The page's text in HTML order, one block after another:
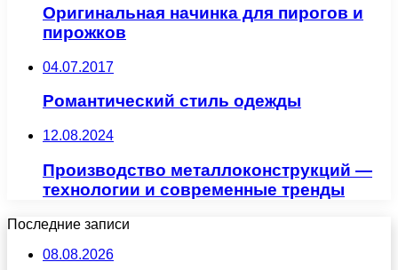
Оригинальная начинка для пирогов и
пирожков
04.07.2017
Романтический стиль одежды
12.08.2024
Производство металлоконструкций —
технологии и современные тренды
Последние записи
08.08.2026